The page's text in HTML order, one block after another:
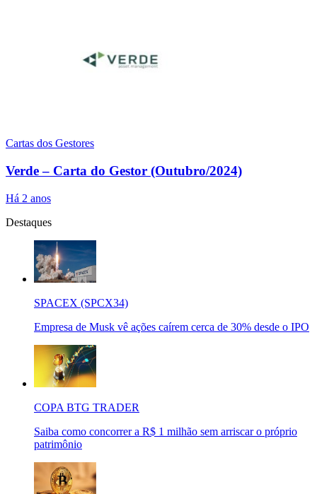
Cartas dos Gestores
Verde – Carta do Gestor (Outubro/2024)
Há 2 anos
Destaques
SPACEX (SPCX34)
Empresa de Musk vê ações caírem cerca de 30% desde o IPO
COPA BTG TRADER
Saiba como concorrer a R$ 1 milhão sem arriscar o próprio
patrimônio